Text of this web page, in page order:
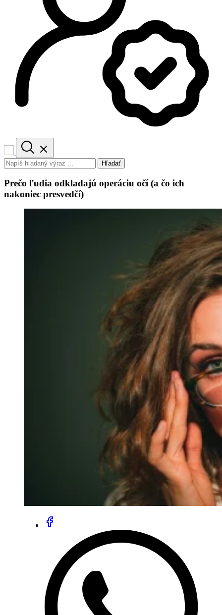
Hľadať
Prečo ľudia odkladajú operáciu očí (a čo ich
nakoniec presvedčí)